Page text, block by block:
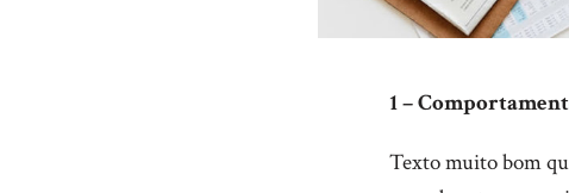
1 –
Texto muito bom